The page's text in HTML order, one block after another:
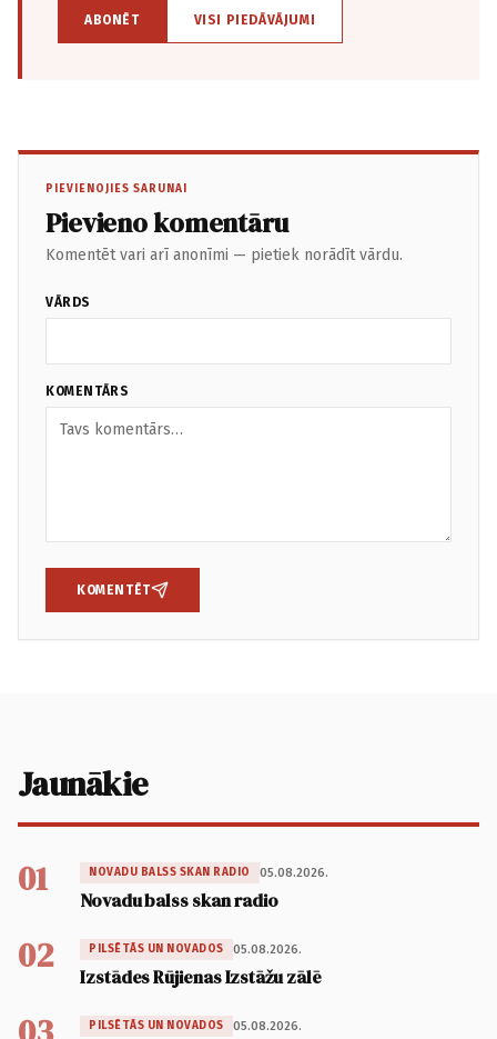
ABONĒT VISI PIEDĀVĀJUMI
PIEVIENOJIES SARUNAI
Pievieno komentāru
Komentēt vari arī anonīmi — pietiek norādīt vārdu.
VĀRDS
KOMENTĀRS
KOMENTĒT
Jaunākie
01 NOVADU BALSS SKAN RADIO 05.08.2026.
Novadu balss skan radio
02 PILSĒTĀS UN NOVADOS 05.08.2026.
Izstādes Rūjienas Izstāžu zālē
PILSĒTĀS UN NOVADOS 05.08.2026.